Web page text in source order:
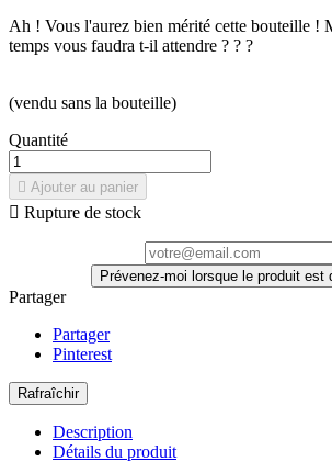
Ah ! Vous l'aurez bien mérité cette bouteille !
temps vous faudra t-il attendre ? ? ?
(vendu sans la bouteille)
Quantité
 Ajouter au panier
 Rupture de stock
Prévenez-moi lorsque le produit est
Partager
Partager
Pinterest
Description
Détails du produit